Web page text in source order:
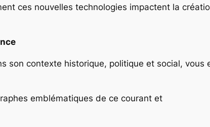
ces nouvelles technologies impactent la
son contexte historique, politique et social,
emblématiques de ce courant et